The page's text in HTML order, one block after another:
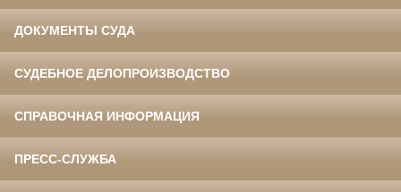
ДОКУМЕНТЫ СУДА
СУДЕБНОЕ ДЕЛОПРОИЗВОДСТВО
СПРАВОЧНАЯ ИНФОРМАЦИЯ
ПРЕСС-СЛУЖБА